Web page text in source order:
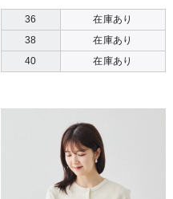
36
在庫あり
38
在庫あり
40
在庫あり